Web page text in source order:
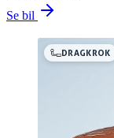
Se bil
DRAGKROK